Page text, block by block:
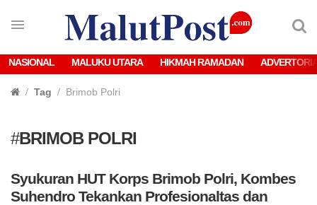
NASIONAL MALUKU UTARA HIKMAH RAMADAN
Tag Brimob Polri
#BRIMOB POLRI
Syukuran HUT Korps Brimob Polri, Kombes
Suhendro Tekankan Profesionaltas dan